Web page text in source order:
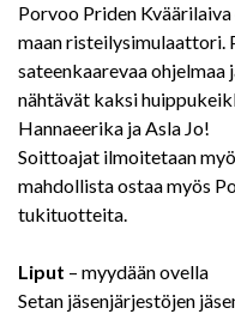
Porvoo Priden
maan risteilysimulaattori.
sateenkaarevaa ohjelmaa
nähtävät kaksi
Hannaeerika ja Asla Jo!
Soittoajat ilmoitetaan
mahdollista ostaa myös
tukituotteita.
Liput – myydään ovella
Setan jäsenjärjestöjen